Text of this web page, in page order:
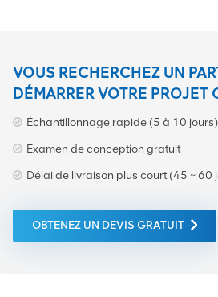
VOUS RECHERCHEZ UN
DÉMARRER VOTRE PROJET
Échantillonnage rapide (5 à 10 jours)
Examen de conception gratuit
Délai de livraison plus court (45 ~ 60
OBTENEZ UN DEVIS GRATUIT